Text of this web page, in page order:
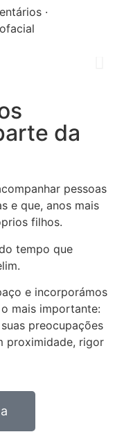
·
da
pessoas
e que, anos mais
filhos.
tempo que
e incorporámos
mais importante:
preocupações
proximidade, rigor